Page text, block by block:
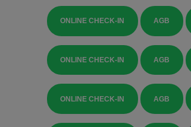
ONLINE CHECK-IN AGB
ONLINE CHECK-IN AGB
ONLINE CHECK-IN AGB